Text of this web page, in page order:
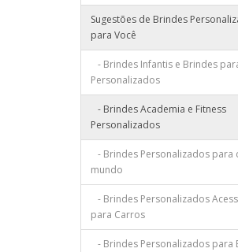
Sugestões de Brindes
para Você
- Brindes Infantis e Brindes
Personalizados
- Brindes Academia e Fitness
Personalizados
- Brindes Personalizados para
mundo
- Brindes Personalizados
para Carros
- Brindes Personalizados para